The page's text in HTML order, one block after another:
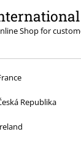
Shop for
Republika